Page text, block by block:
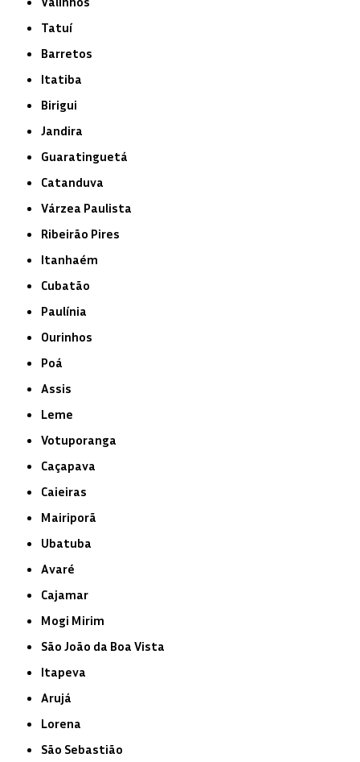
Tatuí
Barretos
Itatiba
Birigui
Jandira
Guaratinguetá
Catanduva
Várzea Paulista
Ribeirão Pires
Itanhaém
Cubatão
Paulínia
Ourinhos
Poá
Assis
Leme
Votuporanga
Caçapava
Caieiras
Mairiporã
Ubatuba
Avaré
Cajamar
Mogi Mirim
São João da Boa Vista
Itapeva
Arujá
Lorena
São Sebastião